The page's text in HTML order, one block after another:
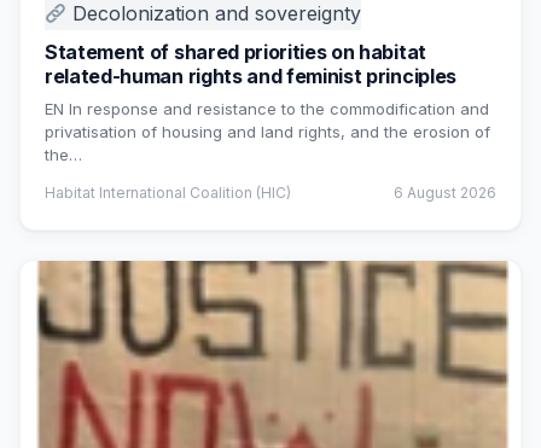
Decolonization and sovereignty
Statement of shared priorities on habitat
related-human rights and feminist principles
EN In response and resistance to the commodification and
privatisation of housing and land rights, and the erosion of
the…
Habitat International Coalition (HIC) 6 August 2026